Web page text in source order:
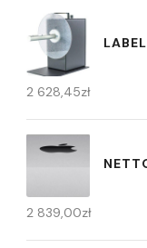
2 628,45zł
2 839,00zł